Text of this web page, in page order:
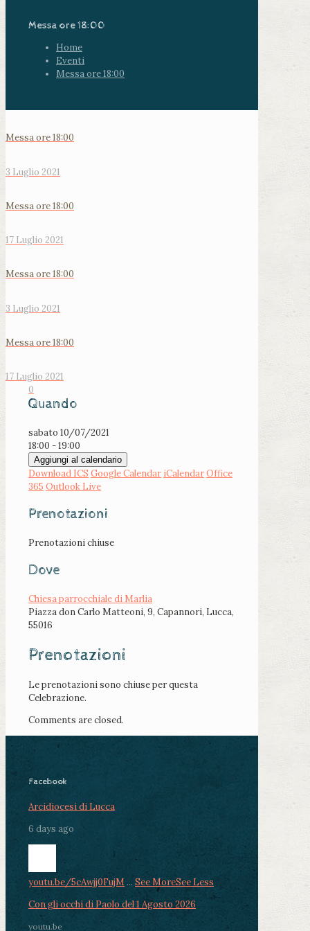
Messa ore 18:00
Home
Eventi
Messa ore 18:00
Messa ore 18:00
3 Luglio 2021
Messa ore 18:00
17 Luglio 2021
Messa ore 18:00
3 Luglio 2021
Messa ore 18:00
17 Luglio 2021
0
Quando
sabato 10/07/2021
18:00 - 19:00
Aggiungi al calendario
Download ICS Google Calendar iCalendarOffice
365 Outlook Live
Prenotazioni
Prenotazioni chiuse
Dove
Chiesa parrocchiale di Marlia
Piazza don Carlo Matteoni, 9, Capannori, Lucca,
55016
Prenotazioni
Le prenotazioni sono chiuse per questa
Celebrazione.
Comments are closed.
Facebook
Arcidiocesi di Lucca
6 days ago
youtu.be/5cAwjj0FujM ... See MoreSee Less
Con gli occhi di Paolo del 1 Agosto 2026
youtu.be